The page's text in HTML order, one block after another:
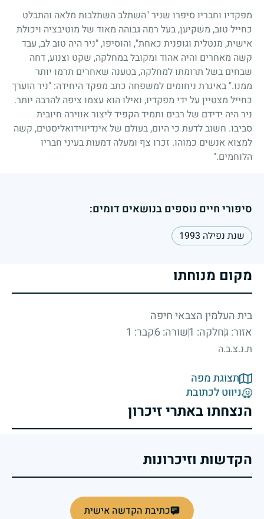
מפקדיו וחבריו סיפרו שניר "השתלב השתלבות מלאה והתבלט
כחייל טוב, משקיען, בעל רמה גבוהה מאוד של מוטיבציה ויכולת
אישית, מנטלית וגופנית כאחת", והוסיפו, "ניר היה טוב לב, עבד
קשה מאחרים והיה אהוד ומקובל במחלקה, שקט וצנוע, דחה
שבחים בשל תרומתו למחלקה, בטענה שאחרים תרמו יותר
ממנו." באיגרת ניחומים למשפחה כתב מפקד היחידה: "ניר הוערך
כחייל מצטיין על ידי מפקדיו, ואילו הוא עצמו ציפה להרבה יותר.
ניר היה ידידם של רבים ותמיד הקפיד ליצור אווירה חיובית
סביבו. חשוב לדעת כי היום, בעולם של אינדיווידואליסטים, קשה
למצוא אנשים כמוהו. זכרו צף ומעלה דמעות בעיני חבריו
הלוחמים."
סיפורי חיים נוספים בנושאים דומים:
שנת נפילה 1993
מקום מנוחתו
בית העלמין הצבאי חיפה
אזור: גחלקה: 1 שורה: 6 קבר: 1
ת.נ.צ.ב.ה
תצוגת מפה
ניווט לכתובת
הנצחתו באתרי זיכרון
הקדשות וזיכרונות
כתיבת הקדשה אישית